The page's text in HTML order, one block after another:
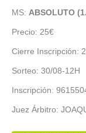
MS: ABSOLUTO
Precio: 25€
Cierre Inscripción:
Sorteo: 30/08-12H
Inscripción:
Juez Árbitro: